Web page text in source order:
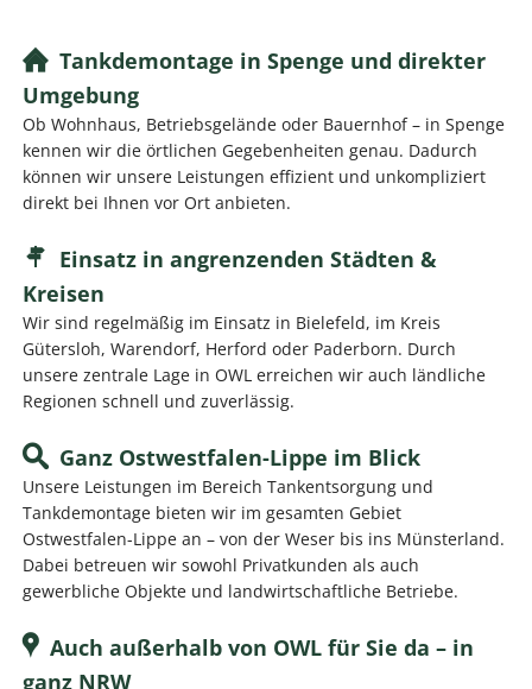
Tankdemontage in Spenge und direkter
Umgebung
Ob Wohnhaus, Betriebsgelände oder Bauernhof – in Spenge
kennen wir die örtlichen Gegebenheiten genau. Dadurch
können wir unsere Leistungen effizient und unkompliziert
direkt bei Ihnen vor Ort anbieten.
Einsatz in angrenzenden Städten &
Kreisen
Wir sind regelmäßig im Einsatz in Bielefeld, im Kreis
Gütersloh, Warendorf, Herford oder Paderborn. Durch
unsere zentrale Lage in OWL erreichen wir auch ländliche
Regionen schnell und zuverlässig.
Ganz Ostwestfalen-Lippe im Blick
Unsere Leistungen im Bereich Tankentsorgung und
Tankdemontage bieten wir im gesamten Gebiet
Ostwestfalen-Lippe an – von der Weser bis ins Münsterland.
Dabei betreuen wir sowohl Privatkunden als auch
gewerbliche Objekte und landwirtschaftliche Betriebe.
Auch außerhalb von OWL für Sie da – in
ganz NRW